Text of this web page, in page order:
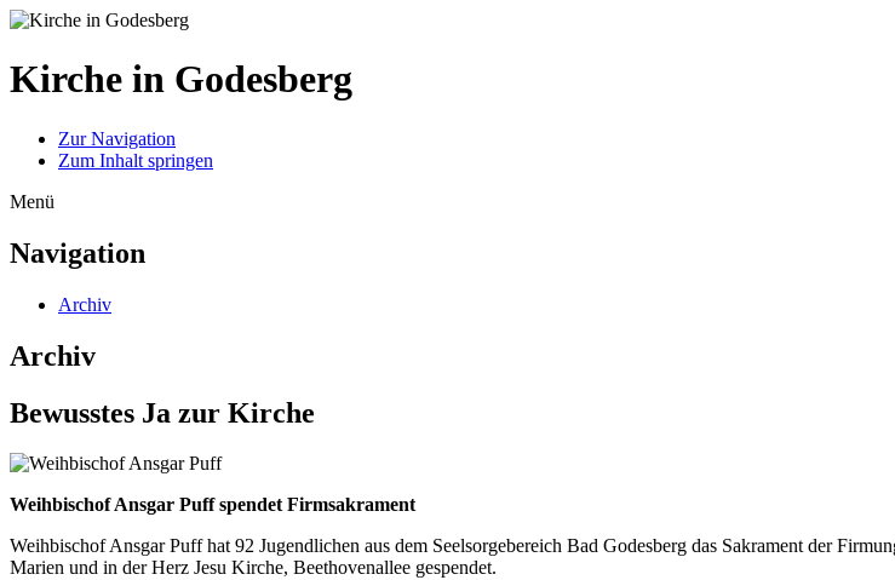
Kirche in Godesberg
Zur Navigation
Zum Inhalt springen
Menü
Navigation
Archiv
Archiv
Bewusstes Ja zur Kirche
Weihbischof Ansgar Puff spendet Firmsakrament
Weihbischof Ansgar Puff hat 92 Jugendlichen aus dem Seelsorgebereich Bad Godesberg das Sakrament der
Marien und in der Herz Jesu Kirche, Beethovenallee gespendet.